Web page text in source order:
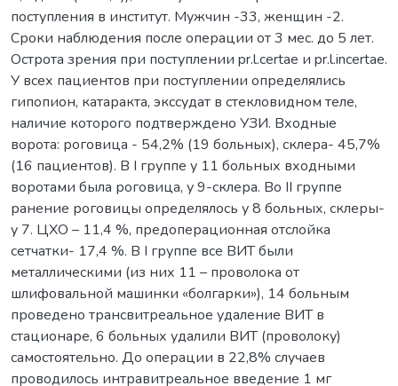
поступления в институт. Мужчин -33, женщин -2.
Сроки наблюдения после операции от 3 мес. до 5 лет.
Острота зрения при поступлении pr.l.certae и pr.l.incertаe.
У всех пациентов при поступлении определялись
гипопион, катаракта, экссудат в стекловидном теле,
наличие которого подтверждено УЗИ. Входные
ворота: роговица - 54,2% (19 больных), склера- 45,7%
(16 пациентов). В І группе у 11 больных входными
воротами была роговица, у 9-склера. Во ІІ группе
ранение роговицы определялось у 8 больных, склеры-
у 7. ЦХО – 11,4 %, предоперационная отслойка
сетчатки- 17,4 %. В І группе все ВИТ были
металлическими (из них 11 – проволока от
шлифовальной машинки «болгарки»), 14 больным
проведено трансвитреальное удаление ВИТ в
стационаре, 6 больных удалили ВИТ (проволоку)
самостоятельно. До операции в 22,8% случаев
проводилось интравитреальное введение 1 мг